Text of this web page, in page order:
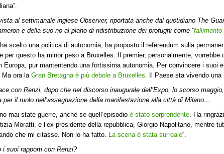
al settimanale inglese Observer, riportata anche dal quotidiano The
e della suo no al piano di ridistribuzione dei profughi come “fallimento
ha scelto una politica di autonomia, ha proposto il referendum sulla
per questo ha minor peso a Bruxelles. Il premier, personalmente, vorrebbe
Europa, pur mantentendo una fortissima autonomia. Per convincere i suoi
Ma ora la Gran Bretagna è più debole a Bruxelles . Il Paese sta vivendo una
con Renzi, dopo che nel discorso inaugurale dell’Expo, lo scorso
per il ruolo nell’assegnazione della manifestazione alla città di Milano…
mai state guerre, anche se quell’episodio è stato sorprendente. Ha
Moratti, e l’ex presidente della repubblica, Giorgio Napolitano, mentre
che mi citasse. Non lo ha fatto. La scena è stata surreale“.
i suoi rapporti con Renzi?